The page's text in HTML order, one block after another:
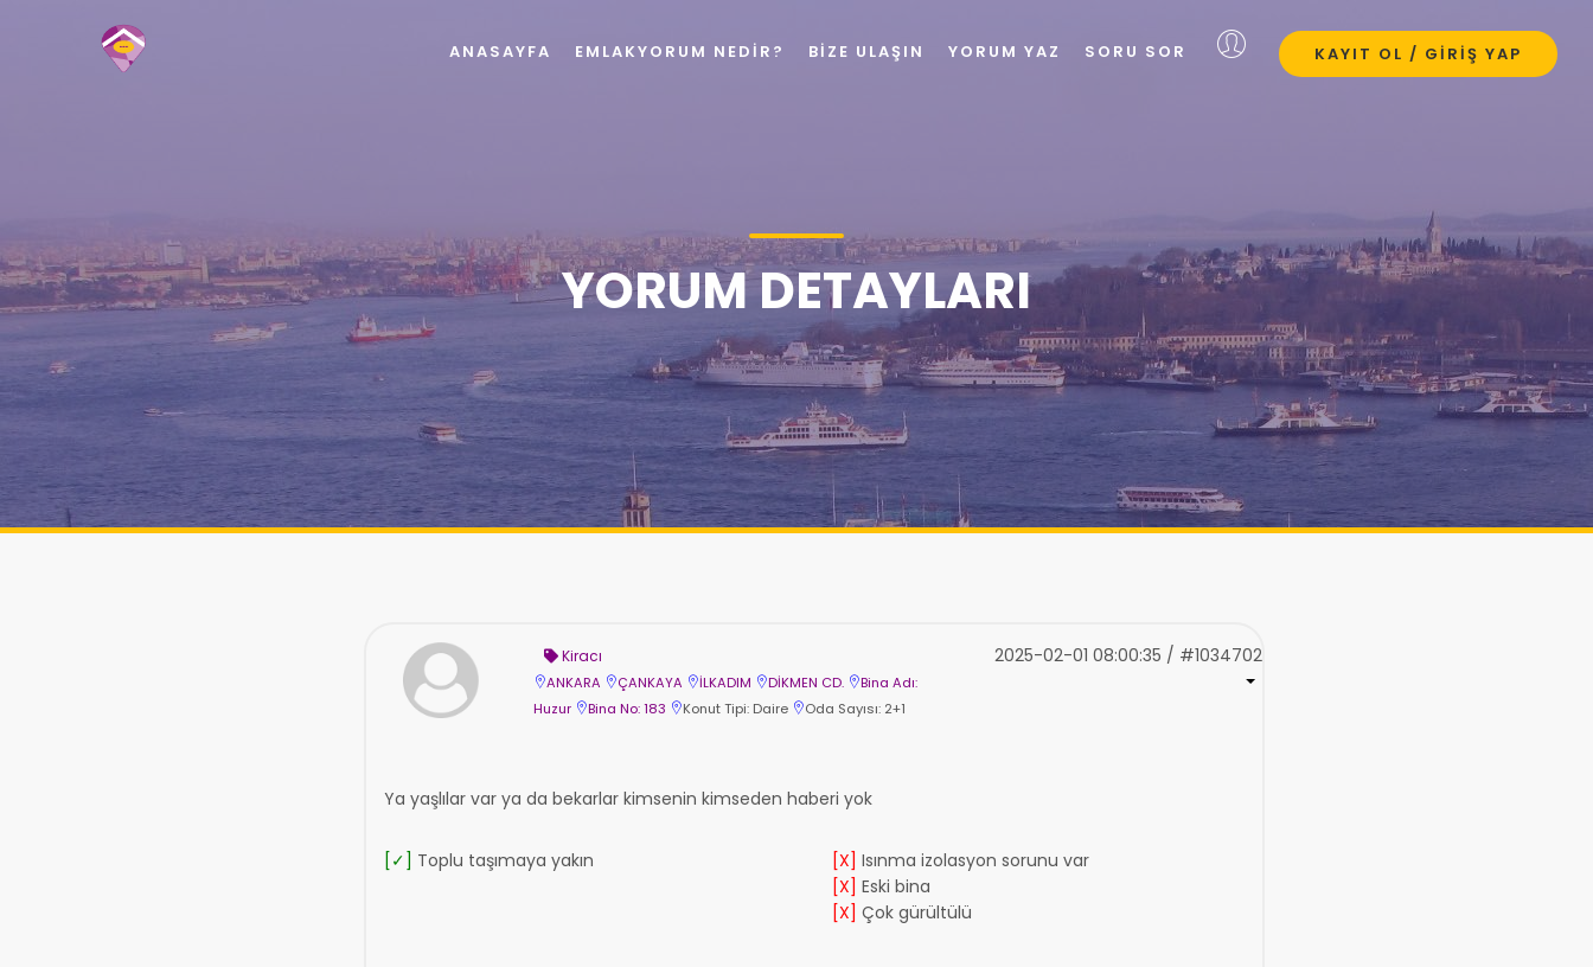
YORUM DETAYLARI
Kiracı
ANKARA ÇANKAYA İLKADIM DİKMEN CD.
Bina Adı:
Huzur
Bina No: 183 Konut Tipi: Daire Oda Sayısı: 2+1
2025-02-01 08:00:35 / #1034702
Ya yaşlılar var ya da bekarlar kimsenin kimseden haberi yok
[✓] Toplu taşımaya yakın [X] Isınma izolasyon sorunu var
[X] Eski bina
[X] Çok gürültülü
KAYIT OL / GIRIŞ YAP
ANASAYFA EMLAKYORUM NEDIR? BIZE ULAŞIN YORUM YAZ SORU SOR